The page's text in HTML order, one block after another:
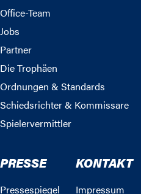
Office-Team
Jobs
Partner
Die Trophäen
Ordnungen & Standards
Schiedsrichter & Kommissare
Spielervermittler
PRESSE
Pressespiegel
KONTAKT
Impressum